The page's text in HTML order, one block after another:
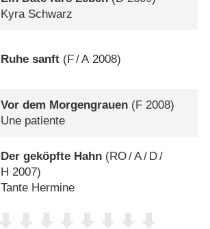
Kyra Schwarz
Ruhe sanft (F/A2008)
Vor dem Morgengrauen (F 2008)
Une patiente
Der geköpfte Hahn (RO/A/ D/
H 2007)
Tante Hermine